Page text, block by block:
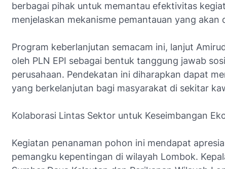
berbagai pihak untuk memantau efektivitas
menjelaskan mekanisme pemantauan yang akan
Program keberlanjutan semacam ini, lanjut
oleh PLN EPI sebagai bentuk tanggung jawab
perusahaan. Pendekatan ini diharapkan dapat
yang berkelanjutan bagi masyarakat di sekitar
Kolaborasi Lintas Sektor untuk Keseimbangan
Kegiatan penanaman pohon ini mendapat
pemangku kepentingan di wilayah Lombok.